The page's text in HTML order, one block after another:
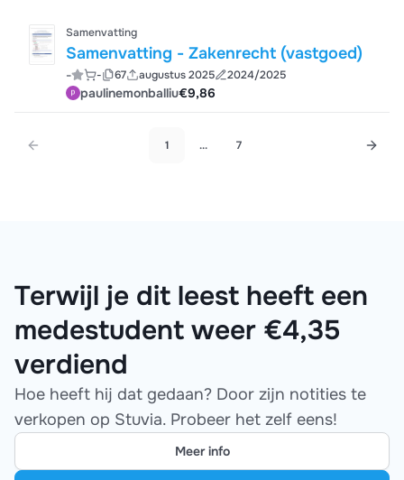
Samenvatting
Samenvatting - Zakenrecht (vastgoed)
- - 67 augustus 2025 2024/2025
paulinemonballiu€9,86
1 ... 7
Terwijl je dit leest heeft een
medestudent weer €4,35
verdiend
Hoe heeft hij dat gedaan? Door zijn notities te
verkopen op Stuvia. Probeer het zelf eens!
Meer info